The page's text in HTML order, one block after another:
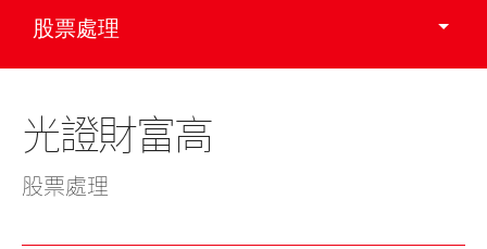
新股上市
新股快訊
財富管理
美股
期貨合約
股票期權
款項處理
股票處理
光證財富高
新客戶專區
聯絡我們
EN 繁 简
股票處理
光證財富高
股票處理